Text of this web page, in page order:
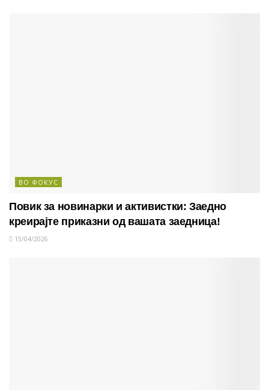
ВО ФОКУС
Повик за новинарки и активистки: Заедно
креирајте приказни од вашата заедница!
15/04/2026